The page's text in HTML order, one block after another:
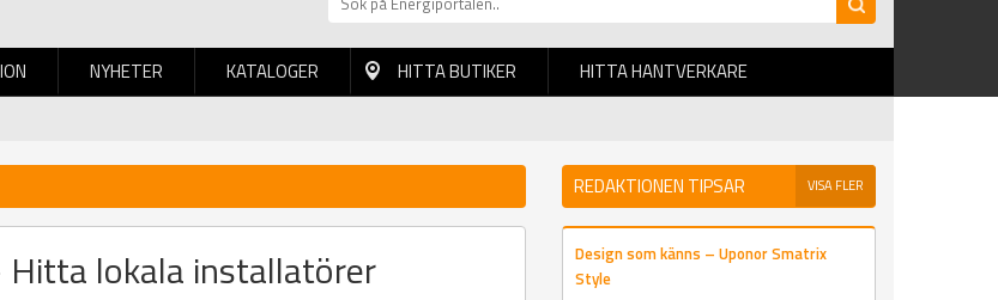
NYHETER KATALOGER HITTA BUTIKER HITTA HANTVERKARE
Hitta lokala installatörer
REDAKTIONEN TIPSAR VISA FLER
Design som känns – Uponor Smatrix
Style